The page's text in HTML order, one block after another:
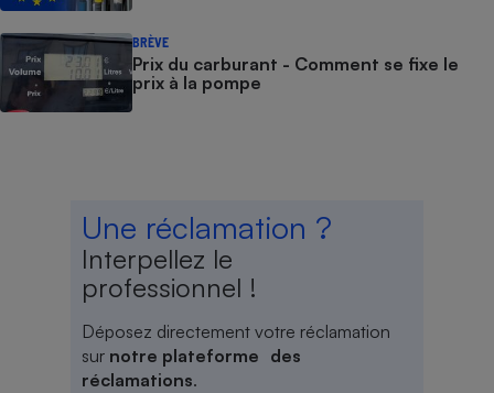
BRÈVE
Prix du carburant - Comment se fixe le
prix à la pompe
Une réclamation ?
Interpellez le
professionnel !
Déposez directement votre réclamation
sur notre plateforme des
réclamations.